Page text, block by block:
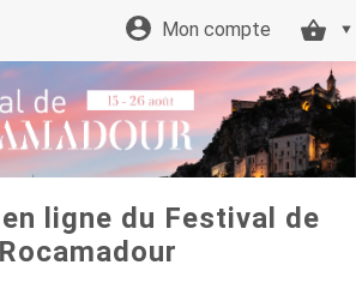
Mon compte
ligne du Festival de
Rocamadour